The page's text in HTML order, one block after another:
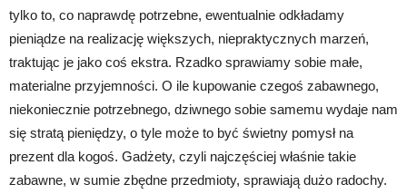
tylko to, co naprawdę potrzebne, ewentualnie odkładamy
pieniądze na realizację większych, niepraktycznych marzeń,
traktując je jako coś ekstra. Rzadko sprawiamy sobie małe,
materialne przyjemności. O ile kupowanie czegoś zabawnego,
niekoniecznie potrzebnego, dziwnego sobie samemu wydaje nam
się stratą pieniędzy, o tyle może to być świetny pomysł na
prezent dla kogoś. Gadżety, czyli najczęściej właśnie takie
zabawne, w sumie zbędne przedmioty, sprawiają dużo radochy.